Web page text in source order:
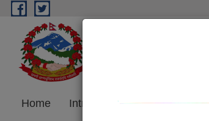
Skip to main content
Home Introduction Program and